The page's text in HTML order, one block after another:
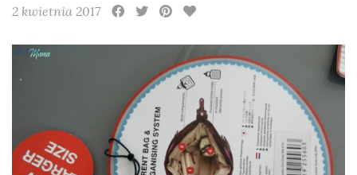
2 kwietnia 2017